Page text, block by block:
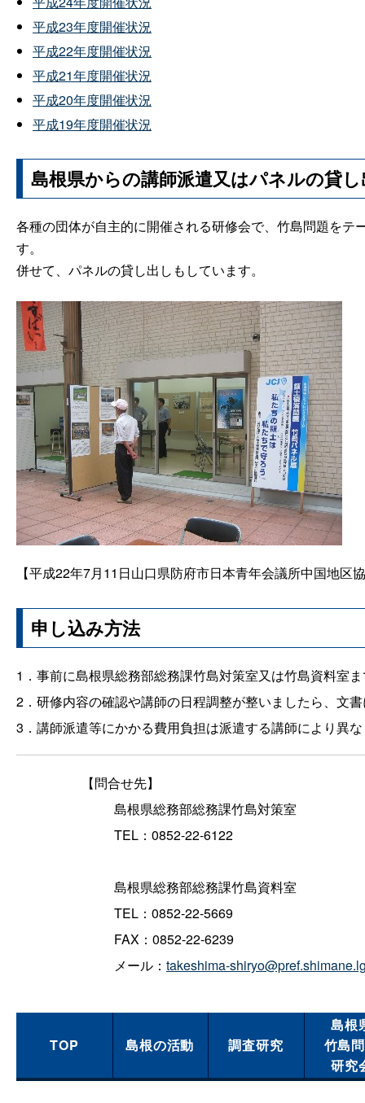
平成23年度開催状況
平成22年度開催状況
平成21年度開催状況
平成20年度開催状況
平成19年度開催状況
島根県からの講師派遣又はパネルの貸
各種の団体が自主的に開催される研修会で、竹島問題を
す。
併せて、パネルの貸し出しもしています。
【平成22年7月11日山口県防府市日本青年会議所中国地区
申し込み方法
1．事前に島根県総務部総務課竹島対策室又は竹島資料室
2．研修内容の確認や講師の日程調整が整いましたら、文
3．講師派遣等にかかる費用負担は派遣する講師により異
【問合せ先】
島根県総務部総務課竹島対策室
TEL：0852-22-6122
島根県総務部総務課竹島資料室
TEL：0852-22-5669
FAX：0852-22-6239
メール： takeshima-
TOP 島根の活動 調査研究
島根
竹島
研究